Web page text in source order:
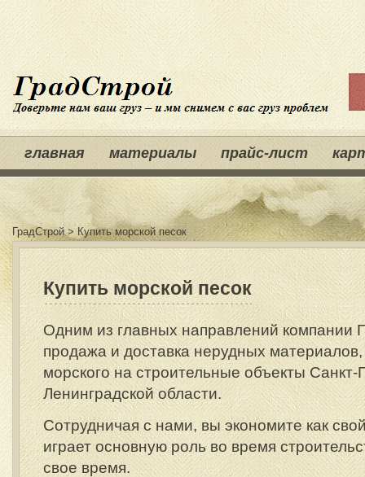
главная материалы прайс-лист
ГрадСтрой> Купить морской песок
Купить морской песок
Одним из главных направлений компании
продажа и доставка нерудных
морского на строительные объекты Санкт-
Ленинградской области.
Сотрудничая с нами, вы экономите как
играет основную роль во время
свое время.